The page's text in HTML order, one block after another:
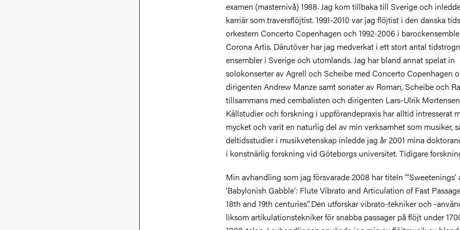
examen (masternivå) 1988. Jag kom tillbaka till Sverige och
karriär som traversflöjtist. 1991-2010 var jag flöjtist i den danska
orkestern Concerto Copenhagen och 1992-2006 i
Corona Artis. Därutöver har jag medverkat i ett stort antal
ensembler i Sverige och utomlands. Jag har bland annat spelat in
solokonserter av Agrell och Scheibe med Concerto Copenhagen
dirigenten Andrew Manze samt sonater av Roman, Scheibe och
tillsammans med cembalisten och dirigenten Lars-Ulrik
Källstudier och forskning i uppförandepraxis har alltid intresserat
mycket och varit en naturlig del av min verksamhet som musiker,
deltidsstudier i musikvetenskap inledde jag år 2001 mina
i konstnärlig forskning vid Göteborgs universitet. Tidigare
Min avhandling som jag försvarade 2008 har titeln “‘Sweetenings’
‘Babylonish Gabble’: Flute Vibrato and Articulation of Fast
18th and 19th centuries”. Den utforskar vibrato-tekniker och -
liksom artikulationstekniker för snabba passager på flöjt under